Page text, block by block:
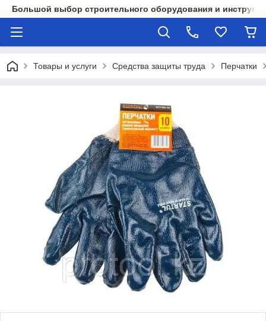
Большой выбор строительного оборудования и
Товары и услуги Средства защиты труда Перчатки